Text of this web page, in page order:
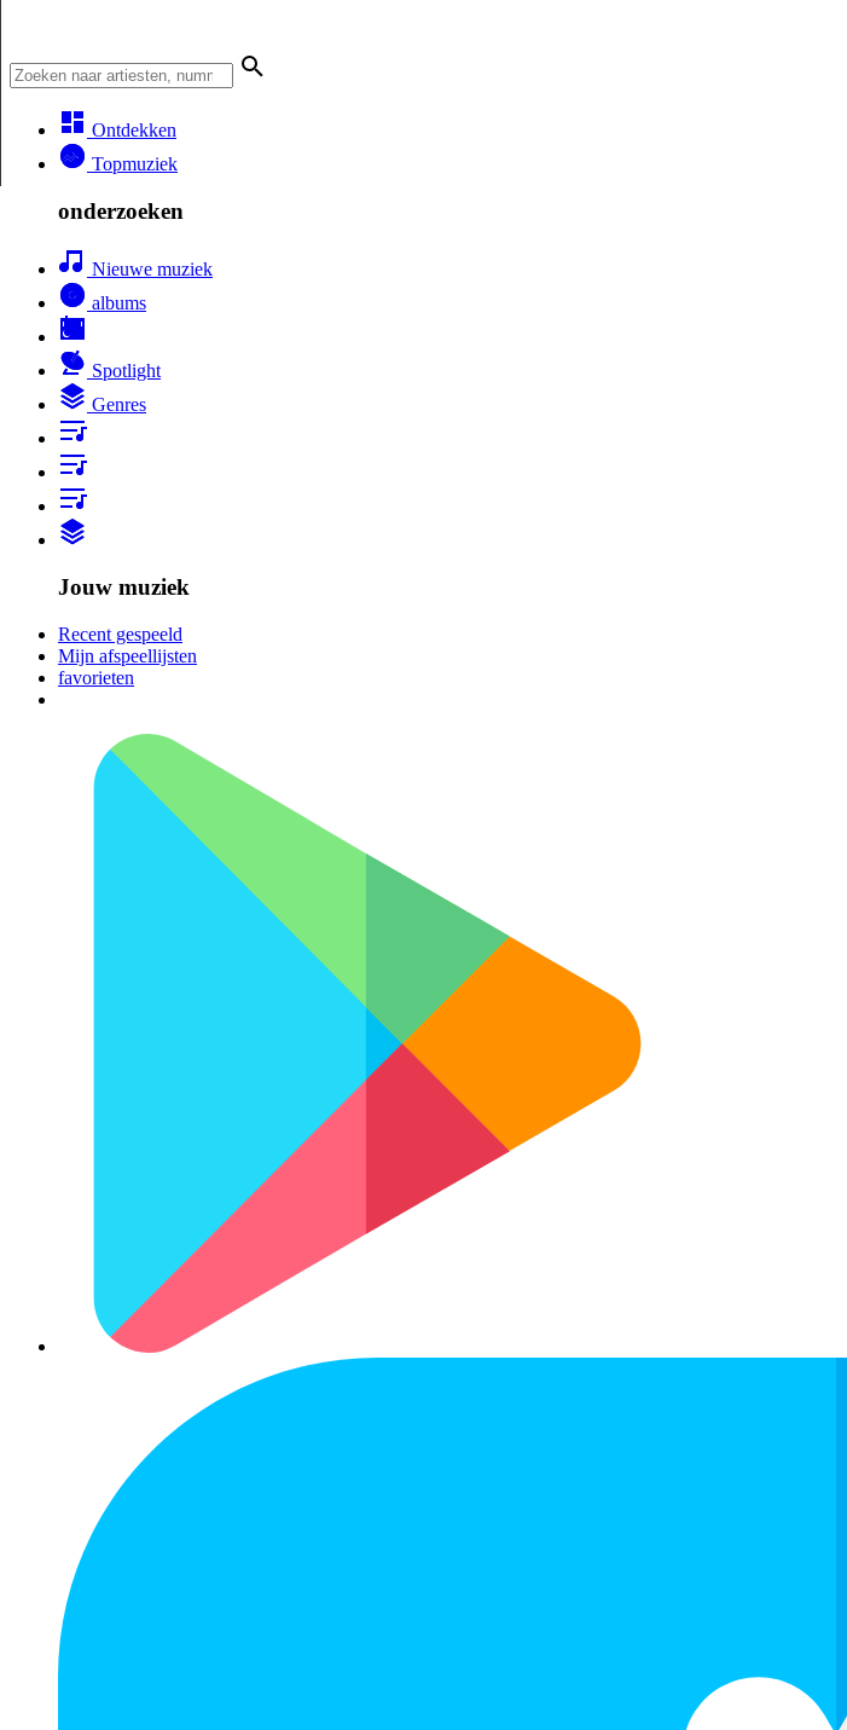
Ontdekken
Topmuziek
onderzoeken
Nieuwe muziek
albums
Spotlight
Genres
Jouw muziek
Recent gespeeld
Mijn afspeellijsten
favorieten